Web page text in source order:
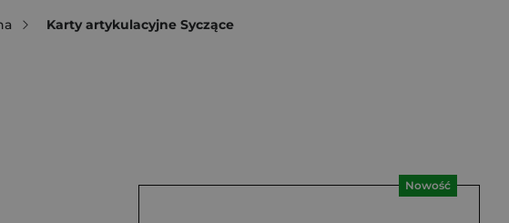
Karty artykulacyjne Syczące
Nowość